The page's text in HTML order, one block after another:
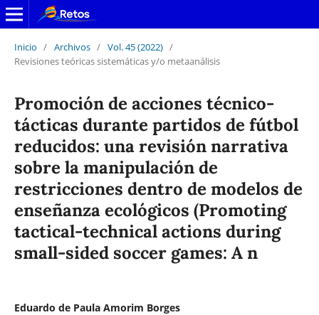
Inicio / Archivos / Vol. 45 (2022) /
Revisiones teóricas sistemáticas y/o metaanálisis
Promoción de acciones técnico-
tácticas durante partidos de fútbol
reducidos: una revisión narrativa
sobre la manipulación de
restricciones dentro de modelos de
enseñanza ecológicos (Promoting
tactical-technical actions during
small-sided soccer games: A n
Eduardo de Paula Amorim Borges